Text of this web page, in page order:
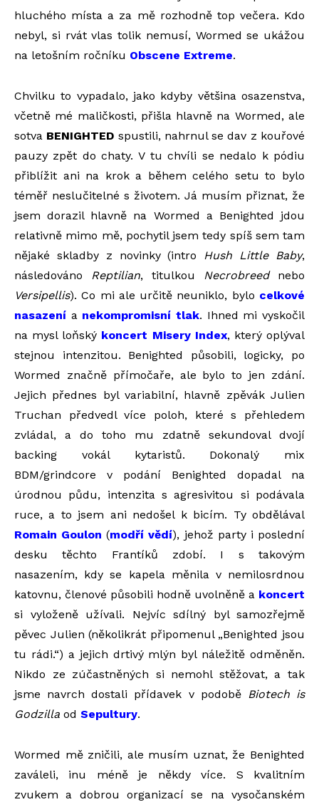
hluchého místa a za mě rozhodně top večera. Kdo
nebyl, si rvát vlas tolik nemusí, Wormed se ukážou
na letošním ročníku Obscene Extreme.
Chvilku to vypadalo, jako kdyby většina osazenstva,
včetně mé maličkosti, přišla hlavně na Wormed, ale
sotva BENIGHTED spustili, nahrnul se dav z kouřové
pauzy zpět do chaty. V tu chvíli se nedalo k pódiu
přiblížit ani na krok a během celého setu to bylo
téměř neslučitelné s životem. Já musím přiznat, že
jsem dorazil hlavně na Wormed a Benighted jdou
relativně mimo mě, pochytil jsem tedy spíš sem tam
nějaké skladby z novinky (intro Hush Little Baby,
následováno Reptilian, titulkou Necrobreednebo
Versipellis). Co mi ale určitě neuniklo, bylo celkové
nasazení a nekompromisní tlak. Ihned mi vyskočil
na mysl loňský koncert Misery Index, který oplýval
stejnou intenzitou. Benighted působili, logicky, po
Wormed značně přímočaře, ale bylo to jen zdání.
Jejich přednes byl variabilní, hlavně zpěvák Julien
Truchan předvedl více poloh, které s přehledem
zvládal, a do toho mu zdatně sekundoval dvojí
backing vokál kytaristů. Dokonalý mix
BDM/grindcore v podání Benighted dopadal na
úrodnou půdu, intenzita s agresivitou si podávala
ruce, a to jsem ani nedošel k bicím. Ty obdělával
Romain Goulon (modří vědí), jehož party i poslední
desku těchto Frantíků zdobí. I s takovým
nasazením, kdy se kapela měnila v nemilosrdnou
katovnu, členové působili hodně uvolněně a koncert
si vyloženě užívali. Nejvíc sdílný byl samozřejmě
pěvec Julien (několikrát připomenul „Benighted jsou
tu rádi.“) a jejich drtivý mlýn byl náležitě odměněn.
Nikdo ze zúčastněných si nemohl stěžovat, a tak
jsme navrch dostali přídavek v podobě Biotech is
Godzilla od Sepultury.
Wormed mě zničili, ale musím uznat, že Benighted
zaváleli, inu méně je někdy více. S kvalitním
zvukem a dobrou organizací se na vysočanském